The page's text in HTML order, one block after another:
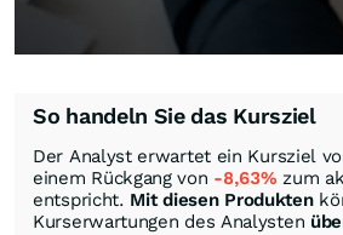
So handeln Sie das Kursziel
Der Analyst erwartet ein Kursziel
einem Rückgang von -8,63% zum
entspricht. Mit diesen Produkten
Kurserwartungen des Analysten